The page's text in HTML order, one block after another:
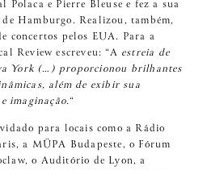
Polaca e Pierre Bleuse e fez a sua
Hamburgo. Realizou, também,
concertos pelos EUA. Para a
Review escreveu: “A estreia de
York (…) proporcionou brilhantes
além de exibir sua
imaginação.“
para locais como a Rádio
a MÜPA Budapeste, o Fórum
o Auditório de Lyon, a